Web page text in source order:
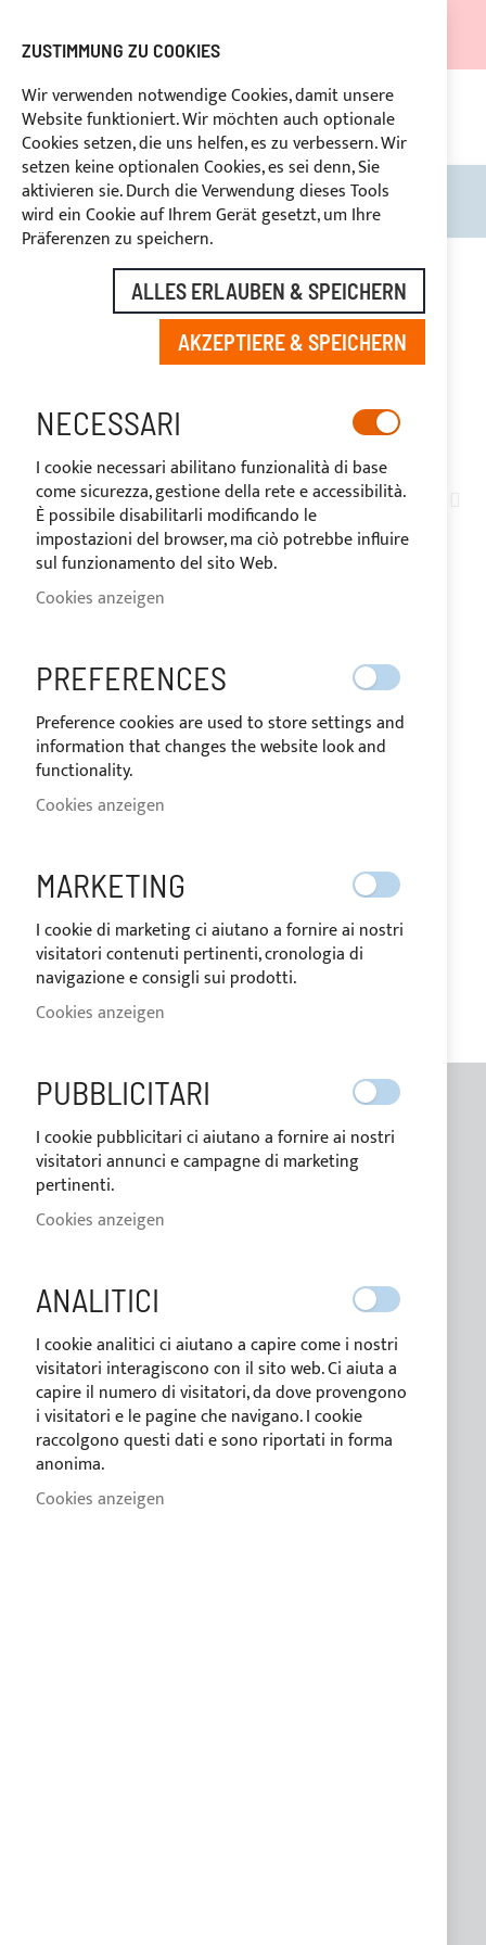
AUSGESETZT.
RABATTE FÜR BRANCHENBETREIBER VORBEHALTEN
RÜCKTRITTSRECHTinnerhalb von 14 Tagen
Search
SOLARIS
563ELEMENTE
Bögen für SOLARIS 39
ALLGEMEINE INFORMATIONEN
Kontakte
Bedingungen der verkauf
Datenschutzerklärung
Cookie-Richtlinie
ZUSTIMMUNG ZU COOKIES
Wir verwenden notwendige Cookies, damit unsere
Website funktioniert. Wir möchten auch optionale
Cookies setzen, die uns helfen, es zu verbessern. Wir
setzen keine optionalen Cookies, es sei denn, Sie
aktivieren sie. Durch die Verwendung dieses Tools
wird ein Cookie auf Ihrem Gerät gesetzt, um Ihre
Präferenzen zu speichern.
ALLES ERLAUBEN & SPEICHERN
AKZEPTIERE & SPEICHERN
NECESSARI
I cookie necessari abilitano funzionalità di base
come sicurezza, gestione della rete e accessibilità.
È possibile disabilitarli modificando le
impostazioni del browser, ma ciò potrebbe influire
sul funzionamento del sito Web.
Cookies anzeigen
PREFERENCES
Preference cookies are used to store settings and
information that changes the website look and
functionality.
Cookies anzeigen
MARKETING
I cookie di marketing ci aiutano a fornire ai nostri
visitatori contenuti pertinenti, cronologia di
navigazione e consigli sui prodotti.
Cookies anzeigen
PUBBLICITARI
I cookie pubblicitari ci aiutano a fornire ai nostri
visitatori annunci e campagne di marketing
pertinenti.
Cookies anzeigen
ANALITICI
I cookie analitici ci aiutano a capire come i nostri
visitatori interagiscono con il sito web. Ci aiuta a
capire il numero di visitatori, da dove provengono
i visitatori e le pagine che navigano. I cookie
raccolgono questi dati e sono riportati in forma
anonima.
Cookies anzeigen